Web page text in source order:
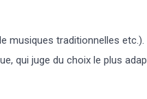
musiques traditionnelles etc.).
qui juge du choix le plus